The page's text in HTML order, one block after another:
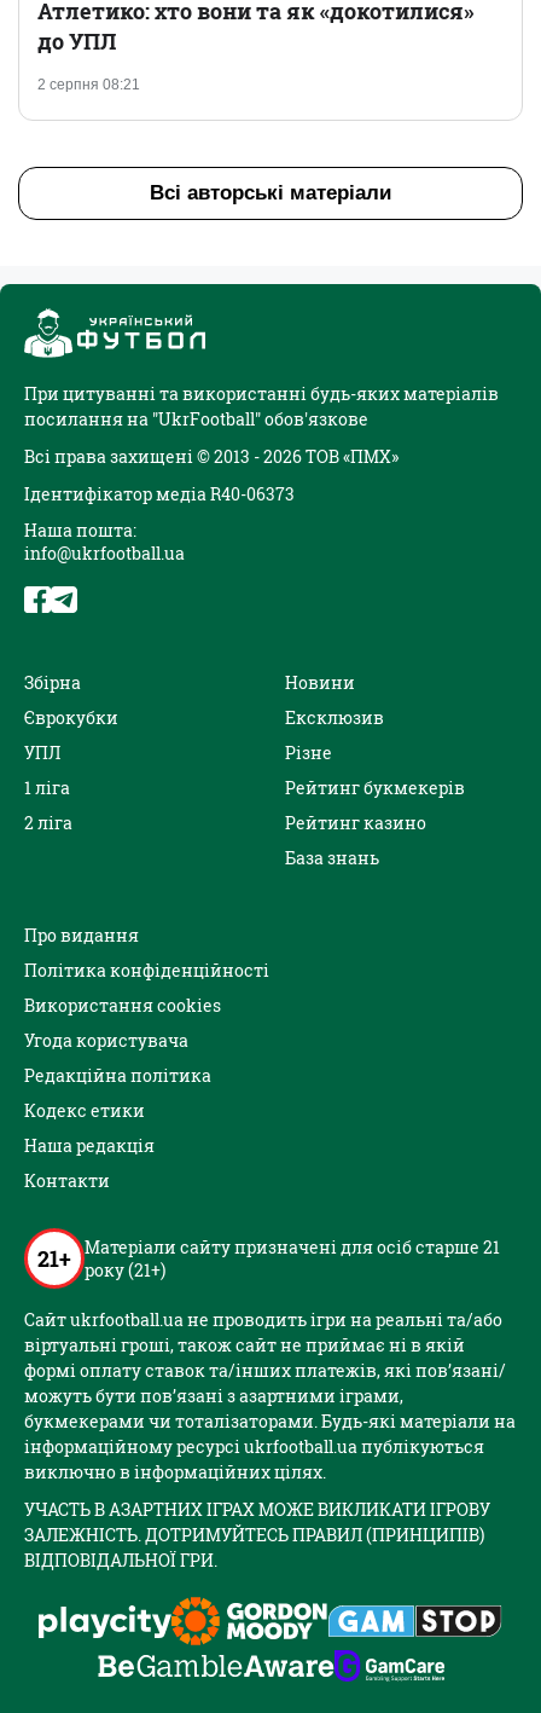
2 серпня 08:21
Атлетико: хто вони та як «докотилися»
до УПЛ
Всі авторські матеріали
При цитуванні та використанні будь-яких матеріалів
посилання на "UkrFootball" обов'язкове
Всі права захищені © 2013 - 2026 ТОВ «ПМХ»
Ідентифікатор медіа R40-06373
Наша пошта:
info@ukrfootball.ua
Збірна
Єврокубки
УПЛ
1 ліга
2 ліга
Новини
Ексклюзив
Різне
Рейтинг букмекерів
Рейтинг казино
База знань
Про видання
Політика конфіденційності
Використання cookies
Угода користувача
Редакційна політика
Кодекс етики
Наша редакція
Контакти
21+ Матеріали сайту призначені для осіб старше 21
року (21+)
Сайт ukrfootball.ua не проводить ігри на реальні та/або
віртуальні гроші, також сайт не приймає ні в якій
формі оплату ставок та/інших платежів, які пов’язані/
можуть бути пов’язані з азартними іграми,
букмекерами чи тоталізаторами. Будь-які матеріали на
інформаційному ресурсі ukrfootball.ua публікуються
виключно в інформаційних цілях.
УЧАСТЬ В АЗАРТНИХ ІГРАХ МОЖЕ ВИКЛИКАТИ ІГРОВУ
ЗАЛЕЖНІСТЬ. ДОТРИМУЙТЕСЬ ПРАВИЛ (ПРИНЦИПІВ)
ВІДПОВІДАЛЬНОЇ ГРИ.